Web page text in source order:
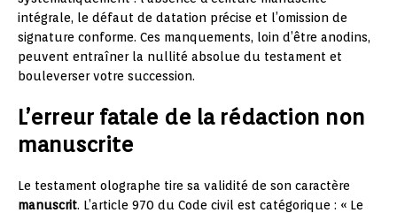
intégrale, le défaut de datation précise et l’omission de
signature conforme. Ces manquements, loin d’être anodins,
peuvent entraîner la nullité absolue du testament et
bouleverser votre succession.
L’erreur fatale de la rédaction non
manuscrite
Le testament olographe tire sa validité de son caractère
manuscrit. L’article 970 du Code civil est catégorique : « Le